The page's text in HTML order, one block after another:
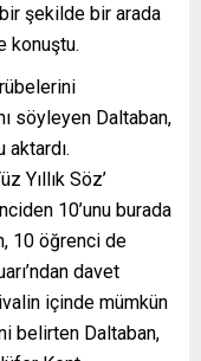
şekilde bir arada
konuştu.
söyleyen Daltaban,
aktardı.
Yıllık Söz’
10’unu burada
10 öğrenci de
davet
içinde mümkün
belirten Daltaban,